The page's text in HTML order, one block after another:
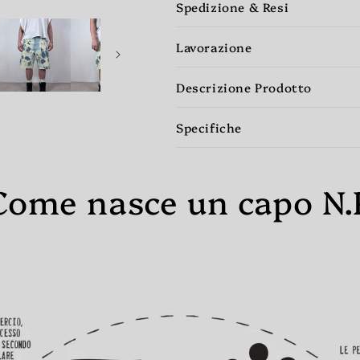
Spedizione & Resi
Lavorazione
Descrizione Prodotto
Specifiche
nasce un capo